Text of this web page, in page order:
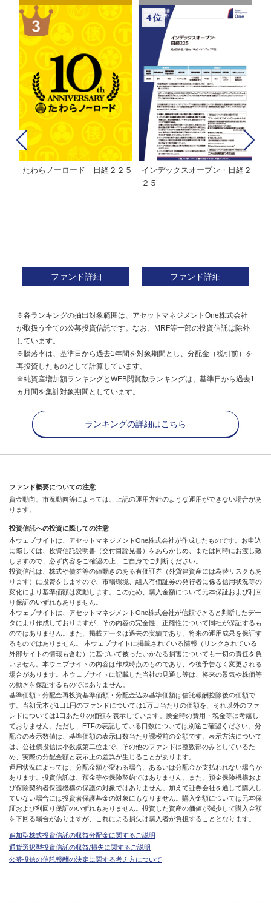
たわらノーロード 日経２２５
ファンド詳細
４位
インデックスオープン・日経２
２５
ファンド詳細
※各ランキングの抽出対象範囲は、アセットマネジメントOne株式会社
が取扱う全ての公募投資信託です。なお、MRF等一部の投資信託は除外
しています。
※騰落率は、基準日から過去1年間を対象期間とし、分配金（税引前）を
再投資したものとして計算しています。
※純資産増加額ランキングとWEB閲覧数ランキングは、基準日から過去1
ヵ月間を集計対象期間としています。
ランキングの詳細はこちら
ファンド概要についての注意
資金動向、市況動向等によっては、上記の運用方針のような運用ができない場合があ
ります。
投資信託への投資に際しての注意
本ウェブサイトは、アセットマネジメントOne株式会社が作成したものです。お申込
に際しては、投資信託説明書（交付目論見書）をあらかじめ、または同時にお渡し致
しますので、必ず内容をご確認の上、ご自身でご判断ください。
投資信託は、株式や債券等の値動きのある有価証券（外貨建資産には為替リスクもあ
ります）に投資をしますので、市場環境、組入有価証券の発行者に係る信用状況等の
変化により基準価額は変動します。このため、購入金額について元本保証および利回
り保証のいずれもありません。
本ウェブサイトは、アセットマネジメントOne株式会社が信頼できると判断したデー
タにより作成しておりますが、その内容の完全性、正確性について同社が保証するも
のではありません。また、掲載データは過去の実績であり、将来の運用成果を保証す
るものではありません。 本ウェブサイトに掲載されている情報（リンクされている
外部サイトの情報も含む）に基づいて被ったいかなる損害についても一切の責任を負
いません。本ウェブサイトの内容は作成時点のものであり、今後予告なく変更される
場合があります。本ウェブサイトに記載した当社の見通し等は、将来の景気や株価等
の動きを保証するものではありません。
基準価額・分配金再投資基準価額・分配金込み基準価額は信託報酬控除後の価額で
す。当初元本が1口1円のファンドについては1万口当たりの価額を、それ以外のファ
ンドについては1口あたりの価額を表示しています。換金時の費用・税金等は考慮し
ておりません。ただし、ETFの表記している口数については別途ご確認ください。分
配金の表示数値は、基準価額の表示口数当たり課税前の金額です。表示方法について
は、公社債投信は小数点第二位まで、その他のファンドは整数部のみとしているた
め、実際の分配金額と表示上の差異が生じることがあります。
運用状況によっては、分配金額が変わる場合、あるいは分配金が支払われない場合が
あります。投資信託は、預金等や保険契約ではありません。また、預金保険機構およ
び保険契約者保護機構の保護の対象ではありません。加えて証券会社を通して購入し
ていない場合には投資者保護基金の対象にもなりません。購入金額については元本保
証および利回り保証のいずれもありません。投資した資産の価値が減少して購入金額
を下回る場合がありますが、これによる損失は購入者が負担することとなります。
追加型株式投資信託の収益分配金に関するご説明
通貨選択型投資信託の収益/損失に関するご説明
公募投信の信託報酬の決定に関する考え方について